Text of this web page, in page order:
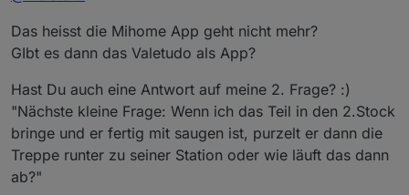
Das heisst die Mihome App geht nicht mehr?
GIbt es dann das Valetudo als App?
Hast Du auch eine Antwort auf meine 2. Frage? :)
"Nächste kleine Frage: Wenn ich das Teil in den 2.Stock
bringe und er fertig mit saugen ist, purzelt er dann die
Treppe runter zu seiner Station oder wie läuft das dann
ab?"